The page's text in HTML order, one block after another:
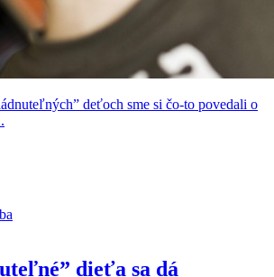
deťoch sme si čo-to povedali o
dieťa sa dá